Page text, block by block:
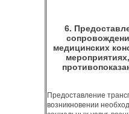
6.
медицинских
Предоставление
возникновении